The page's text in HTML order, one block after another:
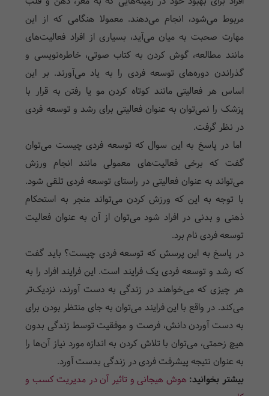
مربوط می‌شود، انجام می‌دهند. معمولا هنگامی که از این
مهارت صحبت به میان می‌آید، بسیاری از افراد فعالیت‌های
مانند مطالعه،‌ گوش کردن به کتاب صوتی، خاطره‌نویسی و
گذراندن دوره‌های توسعه فردی را به یاد می‌آورند. بر این
اساس هر فعالیتی مانند کوتاه کردن مو یا رفتن به قرار با
پزشک را نمی‌توان به عنوان فعالیتی برای رشد و توسعه فردی
در نظر گرفت.
اما در پاسخ به این سوال که توسعه فردی چیست می‌توان
گفت که برخی فعالیت‌های معمولی مانند انجام ورزش
می‌تواند به عنوان فعالیتی در راستای توسعه فردی تلقی شود.
با توجه به این که ورزش کردن می‌تواند منجر به استحکام
ذهنی و بدنی در افراد شود می‌توان از آن به عنوان فعالیت
توسعه فردی نام برد.
در پاسخ به این پرسش که توسعه فردی چیست؟ باید گفت
که رشد و توسعه فردی یک فرایند است. این فرایند افراد را به
هر چیزی که می‌خواهند در زندگی به دست آورند، نزدیک‌تر
می‌کند. در واقع با این فرایند می‌توان به جای منتظر بودن برای
به دست آوردن دانش، فرصت و موفقیت توسط زندگی بدون
هیچ زحمتی، می‌توان با تلاش کردن به اندازه مورد نیاز آن‌ها را
به عنوان نتیجه پیشرفت فردی در زندگی بدست آورد.
بیشتر بخوانید: هوش هیجانی و تاثیر آن در مدیریت کسب و